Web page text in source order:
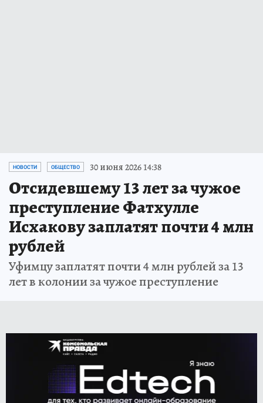
НОВОСТИ ОБЩЕСТВО 30 июня 2026 14:38
Отсидевшему 13 лет за чужое
преступление Фатхулле
Исхакову заплатят почти 4 млн
рублей
Уфимцу заплатят почти 4 млн рублей за 13
лет в колонии за чужое преступление